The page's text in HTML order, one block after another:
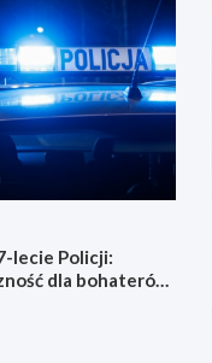
lecie Policji:
dla bohaterów